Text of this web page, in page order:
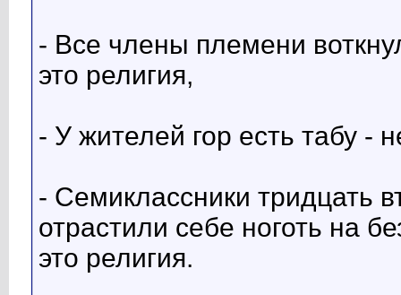
- Все члены племени
это религия,
- У жителей гор есть табу -
- Семиклассники тридцать
отрастили себе ноготь на
это религия.